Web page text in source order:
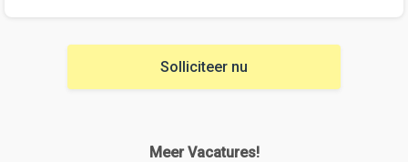
Solliciteer nu
Meer Vacatures!